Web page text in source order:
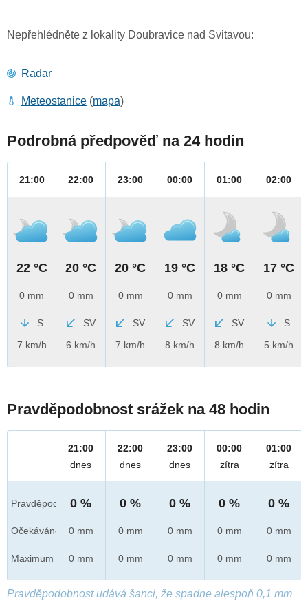
Nepřehlédněte z lokality Doubravice nad Svitavou:
Radar
Meteostanice (mapa)
Podrobná předpověď na 24 hodin
21:00
22 °C
0 mm
S
7 km/h
22:00
20 °C
0 mm
SV
6 km/h
23:00
20 °C
0 mm
SV
7 km/h
00:00
19 °C
0 mm
SV
8 km/h
01:00
18 °C
0 mm
SV
8 km/h
02:00
17 °C
0 mm
S
5 km/h
Pravděpodobnost srážek na 48 hodin
Pravděpod.
Očekáváno
Maximum
21:00
dnes
0 %
0 mm
0 mm
22:00
dnes
0 %
0 mm
0 mm
23:00
dnes
0 %
0 mm
0 mm
00:00
zítra
0 %
0 mm
0 mm
01:00
zítra
0 %
0 mm
0 mm
Pravděpodobnost udává šanci, že spadne alespoň 0,1 mm